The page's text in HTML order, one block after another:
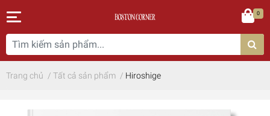
0
Trang chủ / Tất cả sản phẩm / Hiroshige